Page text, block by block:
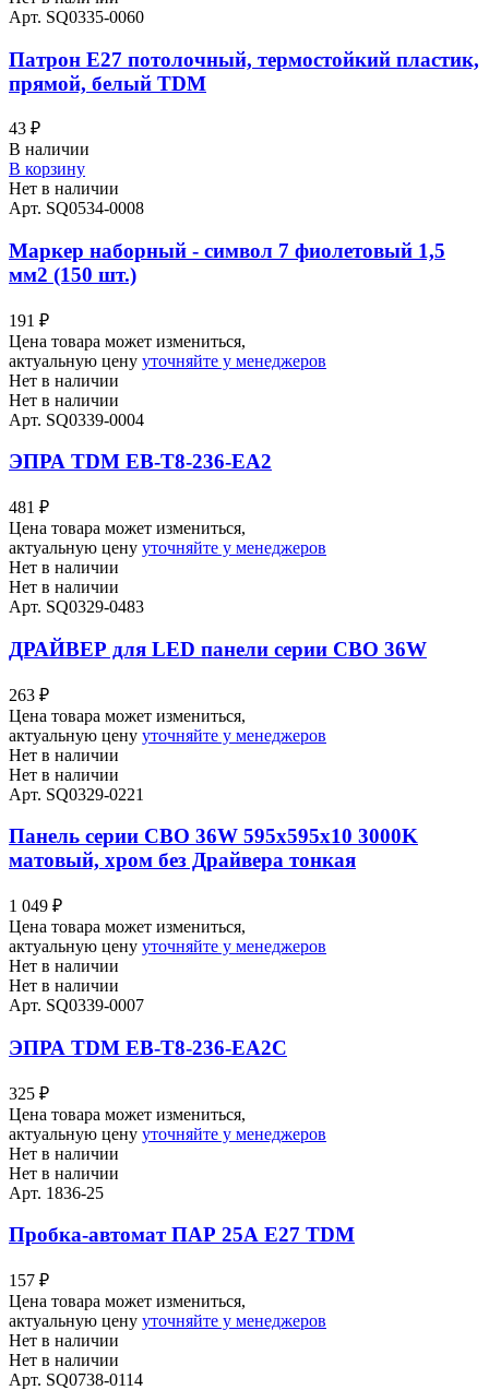
Арт. SQ0335-0060
Патрон Е27 потолочный, термостойкий пластик,
прямой, белый TDM
43 ₽
В наличии
В корзину
Нет в наличии
Арт. SQ0534-0008
Маркер наборный - символ 7 фиолетовый 1,5
мм2 (150 шт.)
191 ₽
Цена товара может измениться,
актуальную цену уточняйте у менеджеров
Нет в наличии
Нет в наличии
Арт. SQ0339-0004
ЭПРА TDM EB-T8-236-EA2
481 ₽
Цена товара может измениться,
актуальную цену уточняйте у менеджеров
Нет в наличии
Нет в наличии
Арт. SQ0329-0483
ДРАЙВЕР для LED панели серии СВО 36W
263 ₽
Цена товара может измениться,
актуальную цену уточняйте у менеджеров
Нет в наличии
Нет в наличии
Арт. SQ0329-0221
Панель серии СВО 36W 595х595х10 3000K
матовый, хром без Драйвера тонкая
1 049 ₽
Цена товара может измениться,
актуальную цену уточняйте у менеджеров
Нет в наличии
Нет в наличии
Арт. SQ0339-0007
ЭПРА TDM EB-T8-236-EA2C
325 ₽
Цена товара может измениться,
актуальную цену уточняйте у менеджеров
Нет в наличии
Нет в наличии
Арт. 1836-25
Пробка-автомат ПАР 25А Е27 TDM
157 ₽
Цена товара может измениться,
актуальную цену уточняйте у менеджеров
Нет в наличии
Нет в наличии
Арт. SQ0738-0114